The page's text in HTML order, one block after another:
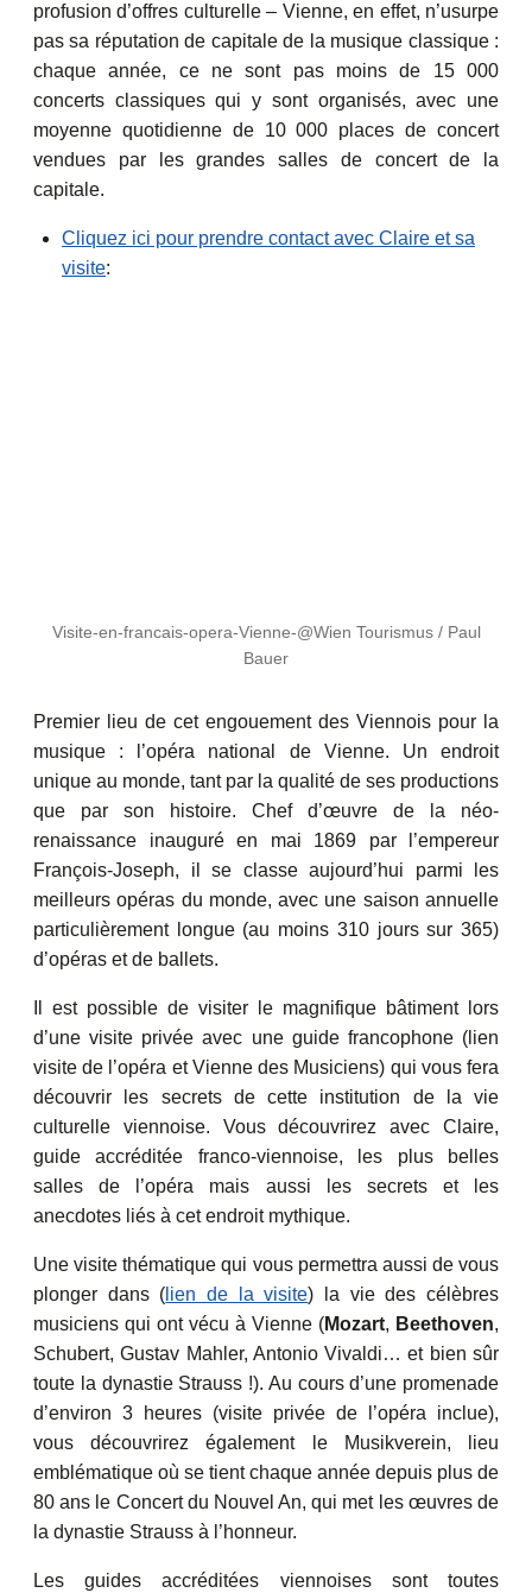
profusion d’offres culturelle – Vienne, en effet, n’usurpe
pas sa réputation de capitale de la musique classique :
chaque année, ce ne sont pas moins de 15 000
concerts classiques qui y sont organisés, avec une
moyenne quotidienne de 10 000 places de concert
vendues par les grandes salles de concert de la
capitale.
Cliquez ici pour prendre contact avec Claire et sa
visite:
Visite-en-francais-opera-Vienne-@Wien Tourismus / Paul
Bauer
Premier lieu de cet engouement des Viennois pour la
musique : l’opéra national de Vienne. Un endroit
unique au monde, tant par la qualité de ses productions
que par son histoire. Chef d’œuvre de la néo-
renaissance inauguré en mai 1869 par l’empereur
François-Joseph, il se classe aujourd’hui parmi les
meilleurs opéras du monde, avec une saison annuelle
particulièrement longue (au moins 310 jours sur 365)
d’opéras et de ballets.
Il est possible de visiter le magnifique bâtiment lors
d’une visite privée avec une guide francophone (lien
visite de l’opéra et Vienne des Musiciens) qui vous fera
découvrir les secrets de cette institution de la vie
culturelle viennoise. Vous découvrirez avec Claire,
guide accréditée franco-viennoise, les plus belles
salles de l’opéra mais aussi les secrets et les
anecdotes liés à cet endroit mythique.
Une visite thématique qui vous permettra aussi de vous
plonger dans ( lien de la visite) la vie des célèbres
musiciens qui ont vécu à Vienne (Mozart, Beethoven,
Schubert, Gustav Mahler, Antonio Vivaldi… et bien sûr
toute la dynastie Strauss !). Au cours d’une promenade
d’environ 3 heures (visite privée de l’opéra inclue),
vous découvrirez également le Musikverein, lieu
emblématique où se tient chaque année depuis plus de
80 ans le Concert du Nouvel An, qui met les œuvres de
la dynastie Strauss à l’honneur.
Les guides accréditées viennoises sont toutes